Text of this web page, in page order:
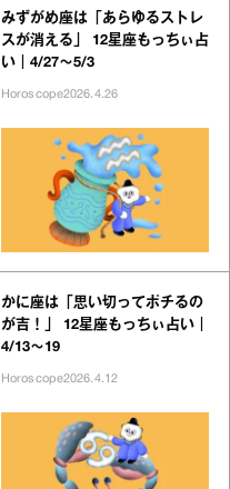
みずがめ座は「あらゆるストレ
スが消える」 12星座もっちぃ占
い｜4/27～5/3
Horoscope2026.4.26
かに座は「思い切ってポチるの
が吉！」 12星座もっちぃ占い｜
4/13～19
Horoscope2026.4.12